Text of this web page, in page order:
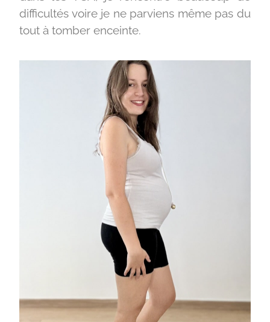
difficultés voire je ne parviens même pas du
tout à tomber enceinte.